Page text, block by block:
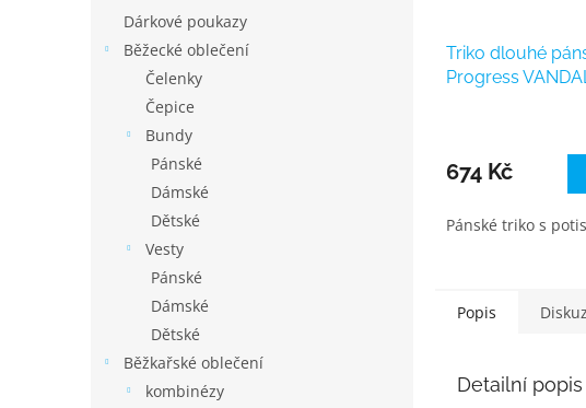
Dárkové poukazy
Běžecké oblečení
Čelenky
Čepice
Bundy
Pánské
Dámské
Dětské
Vesty
Pánské
Dámské
Dětské
Běžkařské oblečení
kombinézy
Triko dlouhé
Progress
674 Kč
Pánské triko s
Popis
Detailní